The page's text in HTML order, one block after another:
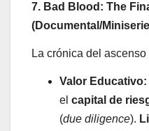
7. Bad Blood: The
(Documental/
La crónica del
Valor Educativo:
el capital de
(due diligence).